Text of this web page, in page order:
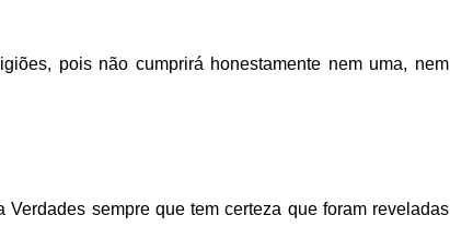
pois não cumprirá honestamente nem uma, nem
sempre que tem certeza que foram reveladas